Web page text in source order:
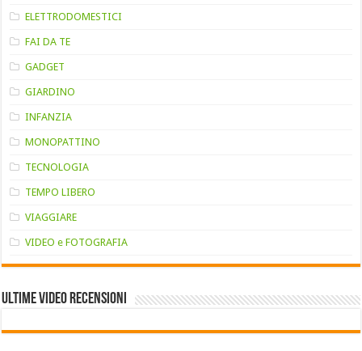
ELETTRODOMESTICI
FAI DA TE
GADGET
GIARDINO
INFANZIA
MONOPATTINO
TECNOLOGIA
TEMPO LIBERO
VIAGGIARE
VIDEO e FOTOGRAFIA
Ultime VIDEO RECENSIONI